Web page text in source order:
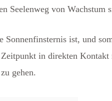
Seelenweg von Wachstum
Sonnenfinsternis ist, und
Zeitpunkt in direkten Kontakt
gehen.